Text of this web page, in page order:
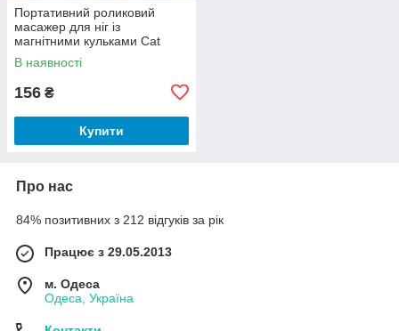
Портативний роликовий
масажер для ніг із
магнітними кульками Cat
Claw Style Foot Massager
В наявності
156 ₴
Купити
Про нас
84% позитивних з 212 відгуків за рік
Працює з 29.05.2013
м. Одеса
Одеса, Україна